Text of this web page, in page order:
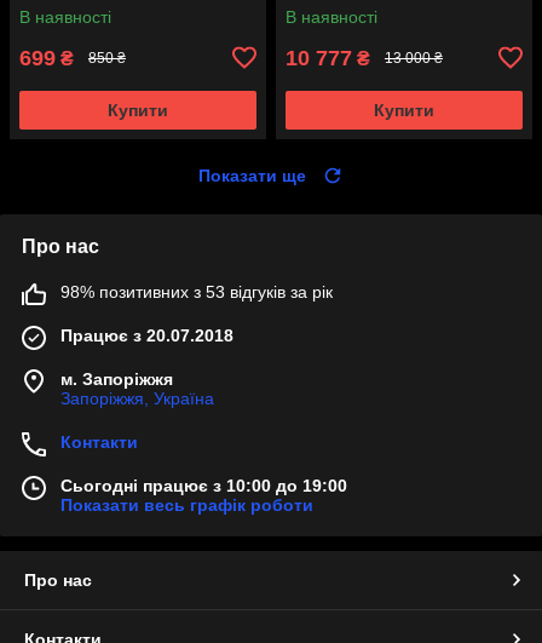
В наявності
699 ₴ 850 ₴
Купити
В наявності
10 777 ₴ 13 000 ₴
Купити
Показати ще
Про нас
98% позитивних з 53 відгуків за рік
Працює з 20.07.2018
м. Запоріжжя
Запоріжжя, Україна
Контакти
Сьогодні працює з 10:00 до 19:00
Показати весь графік роботи
Про нас